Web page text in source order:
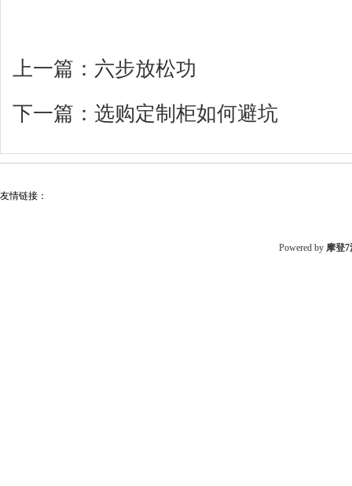
上一篇： 六步放松功
下一篇： 选购定制柜如何避坑
友情链接：
Powered by 摩登7